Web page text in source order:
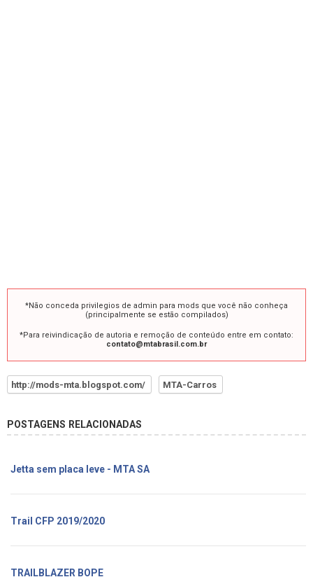
*Não conceda privilegios de admin para mods que você não conheça
(principalmente se estão compilados)
*Para reivindicação de autoria e remoção de conteúdo entre em contato:
contato@mtabrasil.com.br
http://mods-mta.blogspot.com/ MTA-Carros
POSTAGENS RELACIONADAS
Jetta sem placa leve - MTA SA
Trail CFP 2019/2020
TRAILBLAZER BOPE